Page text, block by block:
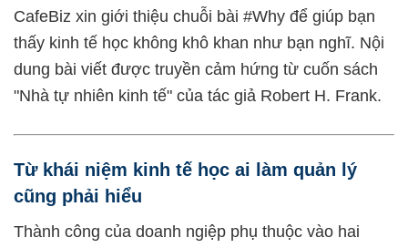
CafeBiz xin giới thiệu chuỗi bài #Why để giúp bạn
thấy kinh tế học không khô khan như bạn nghĩ. Nội
dung bài viết được truyền cảm hứng từ cuốn sách
"Nhà tự nhiên kinh tế" của tác giả Robert H. Frank.
Từ khái niệm kinh tế học ai làm quản lý
cũng phải hiểu
Thành công của doanh ngiệp phụ thuộc vào hai